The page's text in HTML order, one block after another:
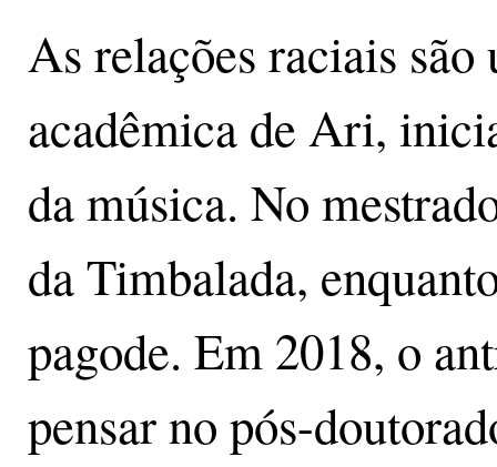
As relações raciais
acadêmica de Ari,
da música. No
da Timbalada,
pagode. Em 2018, o
pensar no pós-